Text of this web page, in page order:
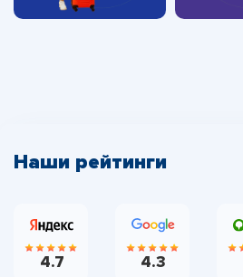
Наши рейтинги
4.7 4.3